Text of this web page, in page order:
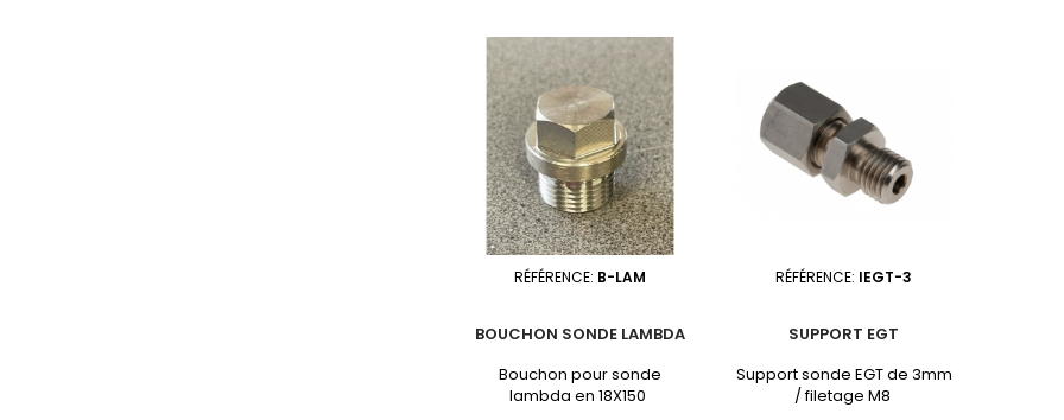
V-band supporte très bien
les...
RÉFÉRENCE: B-LAM
BOUCHON SONDE LAMBDA
Bouchon pour sonde
lambda en 18X150
RÉFÉRENCE: IEGT-3
SUPPORT EGT
Support sonde EGT de 3mm
/ filetage M8